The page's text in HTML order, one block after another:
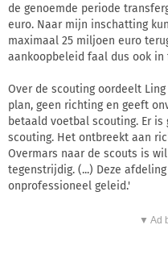
de genoemde periode
euro. Naar mijn inschatting
maximaal 25 miljoen euro
aankoopbeleid faal dus ook in
Over de scouting oordeelt
plan, geen richting en geeft
betaald voetbal scouting. Er
scouting. Het ontbreekt aan
Overmars naar de scouts is
tegenstrijdig. (...) Deze
onprofessioneel geleid.'
▼ Ad